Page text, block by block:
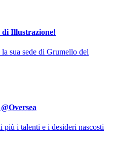
Illustrazione!
sua sede di Grumello del
i talenti e i desideri nascosti